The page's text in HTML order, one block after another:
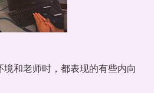
和老师时，都表现的有些内向